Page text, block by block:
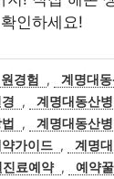
인하세요!
경험 , 계명대
, 계명대동산
, 계명대동산
가이드 , 계명
진료예약 , 예약